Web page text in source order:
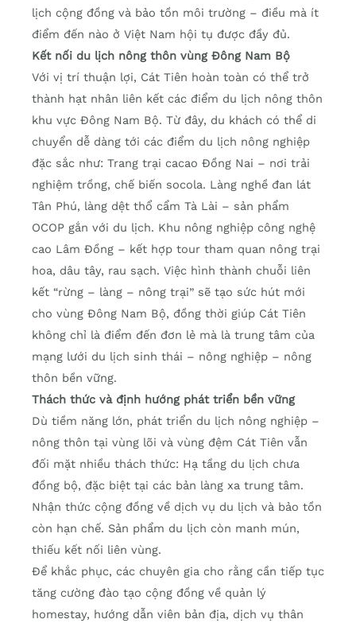
lịch cộng đồng và bảo tồn môi trường – điều mà ít
điểm đến nào ở Việt Nam hội tụ được đầy đủ.
Kết nối du lịch nông thôn vùng Đông Nam Bộ
Với vị trí thuận lợi, Cát Tiên hoàn toàn có thể trở
thành hạt nhân liên kết các điểm du lịch nông thôn
khu vực Đông Nam Bộ. Từ đây, du khách có thể di
chuyển dễ dàng tới các điểm du lịch nông nghiệp
đặc sắc như: Trang trại cacao Đồng Nai – nơi trải
nghiệm trồng, chế biến socola. Làng nghề đan lát
Tân Phú, làng dệt thổ cẩm Tà Lài – sản phẩm
OCOP gắn với du lịch. Khu nông nghiệp công nghệ
cao Lâm Đồng – kết hợp tour tham quan nông trại
hoa, dâu tây, rau sạch. Việc hình thành chuỗi liên
kết “rừng – làng – nông trại” sẽ tạo sức hút mới
cho vùng Đông Nam Bộ, đồng thời giúp Cát Tiên
không chỉ là điểm đến đơn lẻ mà là trung tâm của
mạng lưới du lịch sinh thái – nông nghiệp – nông
thôn bền vững.
Thách thức và định hướng phát triển bền vững
Dù tiềm năng lớn, phát triển du lịch nông nghiệp –
nông thôn tại vùng lõi và vùng đệm Cát Tiên vẫn
đối mặt nhiều thách thức: Hạ tầng du lịch chưa
đồng bộ, đặc biệt tại các bản làng xa trung tâm.
Nhận thức cộng đồng về dịch vụ du lịch và bảo tồn
còn hạn chế. Sản phẩm du lịch còn manh mún,
thiếu kết nối liên vùng.
Để khắc phục, các chuyên gia cho rằng cần tiếp tục
tăng cường đào tạo cộng đồng về quản lý
homestay, hướng dẫn viên bản địa, dịch vụ thân